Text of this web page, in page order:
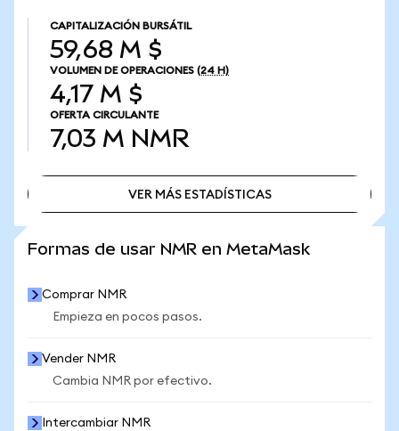
CAPITALIZACIÓN BURSÁTIL
59,68 M $
VOLUMEN DE OPERACIONES (24 H)
4,17 M $
OFERTA CIRCULANTE
7,03 M NMR
VER MÁS ESTADÍSTICAS
Formas de usar NMR en MetaMask
Comprar NMR
Empieza en pocos pasos.
Vender NMR
Cambia NMR por efectivo.
Intercambiar NMR